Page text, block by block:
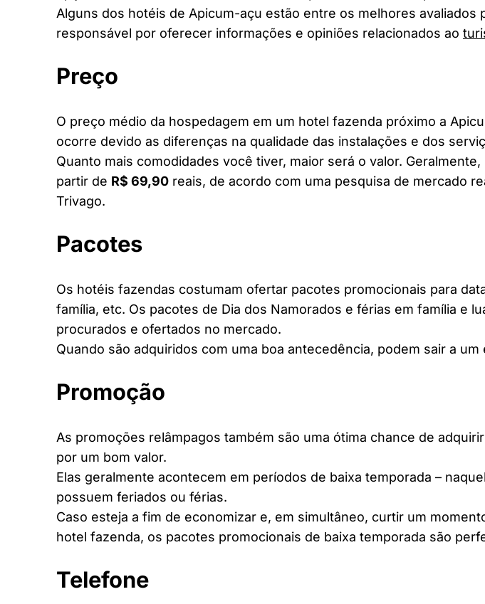
Alguns dos hotéis de Apicum-açu estão entre os melhores avaliados
responsável por oferecer informações e opiniões relacionados ao
Preço
O preço médio da hospedagem em um hotel fazenda próximo a
ocorre devido as diferenças na qualidade das instalações e dos
Quanto mais comodidades você tiver, maior será o valor.
partir de R$ 69,90 reais, de acordo com uma pesquisa de mercado
Trivago.
Pacotes
Os hotéis fazendas costumam ofertar pacotes promocionais para
família, etc. Os pacotes de Dia dos Namorados e férias em família e
procurados e ofertados no mercado.
Quando são adquiridos com uma boa antecedência, podem sair a
Promoção
As promoções relâmpagos também são uma ótima chance de
por um bom valor.
Elas geralmente acontecem em períodos de baixa temporada –
possuem feriados ou férias.
Caso esteja a fim de economizar e, em simultâneo, curtir um
hotel fazenda, os pacotes promocionais de baixa temporada são
Telefone